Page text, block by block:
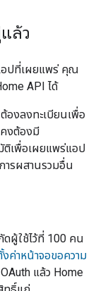
ล้ว
อปที่เผยแพร่ คุณ
API ได้
องลงทะเบียนเพื่อ
งต้องมี
ติเพื่อเผยแพร่แอป
ารผสานรวมอื่น
ดผู้ใช้ไว้ที่ 100 คน
งค่าหน้าจอขอความ
แล้ว Home